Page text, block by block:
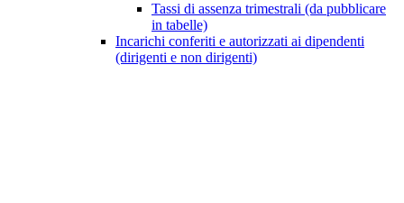
Tassi di assenza trimestrali (da pubblicare
in tabelle)
Incarichi conferiti e autorizzati ai dipendenti
(dirigenti e non dirigenti)